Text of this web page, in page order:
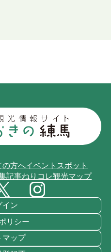
の方へイベントスポット
記事ねりコレ観光マップ
イン
リシー
マップ